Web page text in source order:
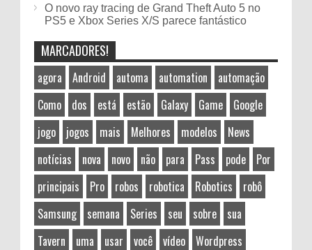
O novo ray tracing de Grand Theft Auto 5 no
PS5 e Xbox Series X/S parece fantástico
MARCADORES!
agora Android automa automation
automação
Como
dos está estão Galaxy Game
Google
jogo
jogos mais Melhores modelos
News
notícias
nova novo não para Pass pode
Por
principais
Pro robos robotica Robotics
robô
Samsung
semana Series seu sobre
sua
Tavern
uma usar você vídeo
Wordpress